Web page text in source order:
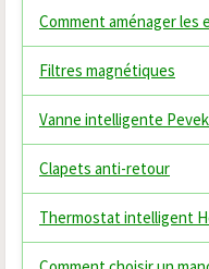
Comment aménager les
Filtres magnétiques
Vanne intelligente
Clapets anti-retour
Thermostat intelligent